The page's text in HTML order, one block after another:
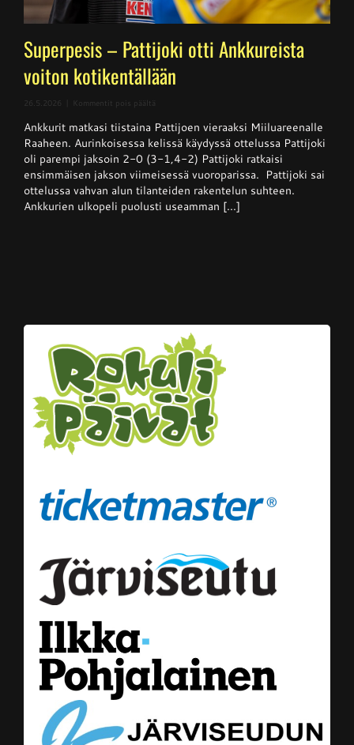
Superpesis – Pattijoki otti Ankkureista
voiton kotikentällään
26.5.2026 Kommentit pois päältä
–
Pattijoki
otti
Ankkureista
voiton
kotikentällään
Ankkurit matkasi tiistaina Pattijoen vieraaksi Miiluareenalle
Raaheen. Aurinkoisessa kelissä käydyssä ottelussa Pattijoki
oli parempi jaksoin 2-0 (3-1,4-2) Pattijoki ratkaisi
ensimmäisen jakson viimeisessä vuoroparissa. Pattijoki sai
ottelussa vahvan alun tilanteiden rakentelun suhteen.
Ankkurien ulkopeli puolusti useamman [...]